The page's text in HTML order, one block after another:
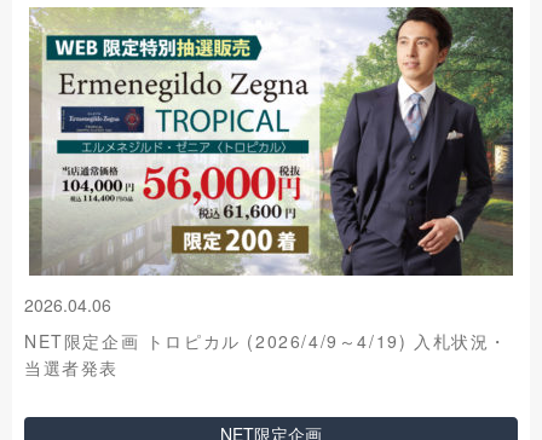
2026.04.06
NET限定企画 トロピカル (2026/4/9～4/19) 入札状況・
当選者発表
NET限定企画